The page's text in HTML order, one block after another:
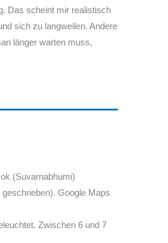
Das scheint mir realistisch
sich zu langweilen. Andere
länger warten muss,
(Suvarnabhumi)
Google Maps
Zwischen 6 und 7